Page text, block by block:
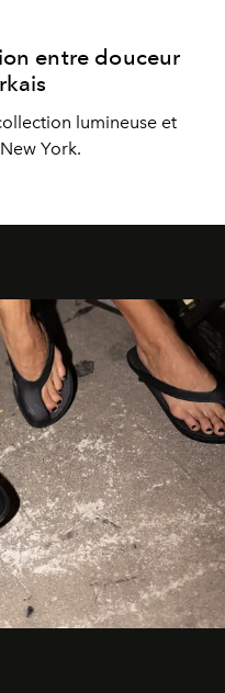
entre douceur
lumineuse et
York.